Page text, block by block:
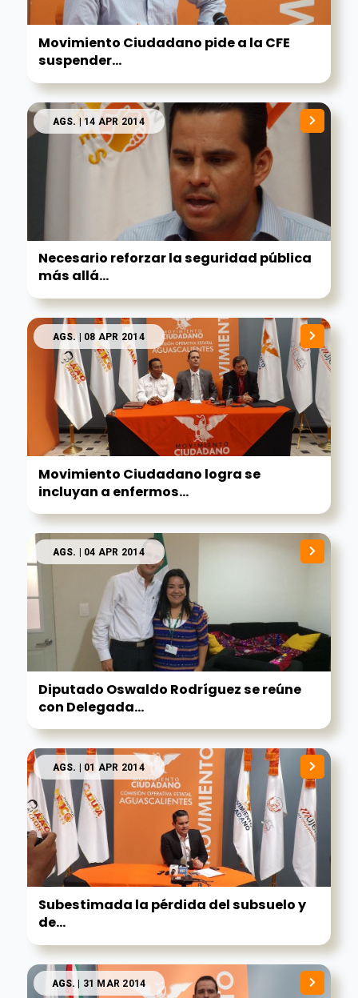
Movimiento Ciudadano pide a la CFE
suspender...
AGS.| 14 APR 2014
Necesario reforzar la seguridad pública
más allá...
AGS.| 08 APR 2014
Movimiento Ciudadano logra se
incluyan a enfermos...
AGS. | 04 APR 2014
Diputado Oswaldo Rodríguez se reúne
con Delegada...
AGS. | 01 APR 2014
Subestimada la pérdida del subsuelo y
de...
AGS. | 31 MAR 2014